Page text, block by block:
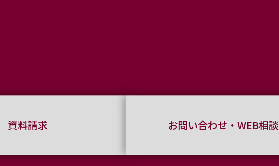
資料請求 お問い合わせ・WEB相談